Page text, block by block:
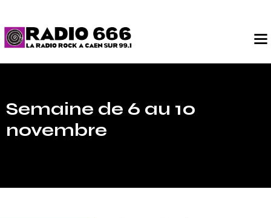
Semaine de 6 au 10
novembre